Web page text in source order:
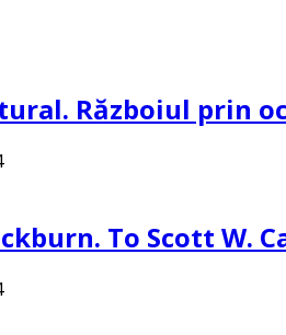
Războiul prin
To Scott W.